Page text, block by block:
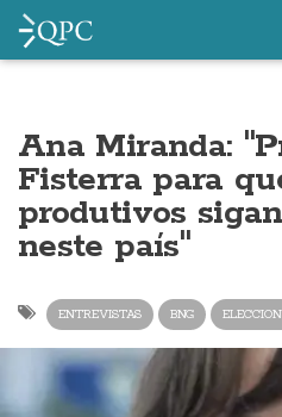
Ana Miranda:
Fisterra para
produtivos
neste país"
ENTREVISTAS BNG